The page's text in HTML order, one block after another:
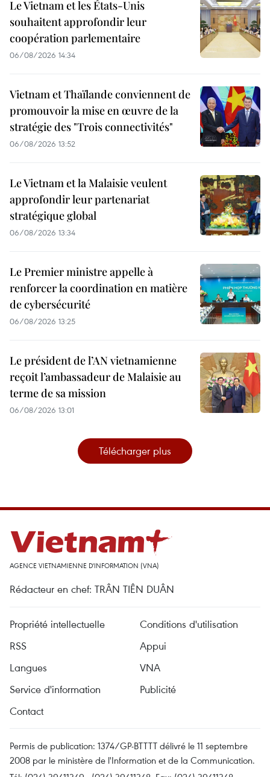
Le Vietnam et les États-Unis
souhaitent approfondir leur
coopération parlementaire
06/08/2026 14:34
Vietnam et Thaïlande conviennent de
promouvoir la mise en œuvre de la
stratégie des "Trois connectivités"
06/08/2026 13:52
Le Vietnam et la Malaisie veulent
approfondir leur partenariat
stratégique global
06/08/2026 13:34
Le Premier ministre appelle à
renforcer la coordination en matière
de cybersécurité
06/08/2026 13:25
Le président de l’AN vietnamienne
reçoit l’ambassadeur de Malaisie au
terme de sa mission
06/08/2026 13:01
Télécharger plus
AGENCE VIETNAMIENNE D'INFORMATION (VNA)
Rédacteur en chef: TRÂN TIÊN DUÂN
Propriété intellectuelle
Conditions d'utilisation
RSS
Appui
Langues
VNA
Service d'information
Publicité
Contact
Permis de publication: 1374/GP-BTTTT délivré le 11 septembre
2008 par le ministère de l'Information et de la Communication.